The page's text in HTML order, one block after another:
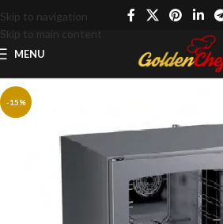
Skip to navigation
Skip to main content
MENU
-15%